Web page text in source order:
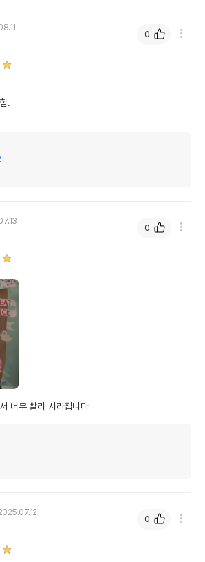
[3+3] 네츄럴코어 독 미트스틱 닭가슴살&
.
0
너무 빨리 사라집니다
0
0